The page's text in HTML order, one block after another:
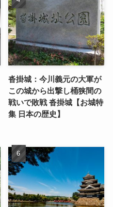
沓掛城：今川義元の大軍が
この城から出撃し桶狭間の
戦いで敗戦 沓掛城【お城特
集 日本の歴史】